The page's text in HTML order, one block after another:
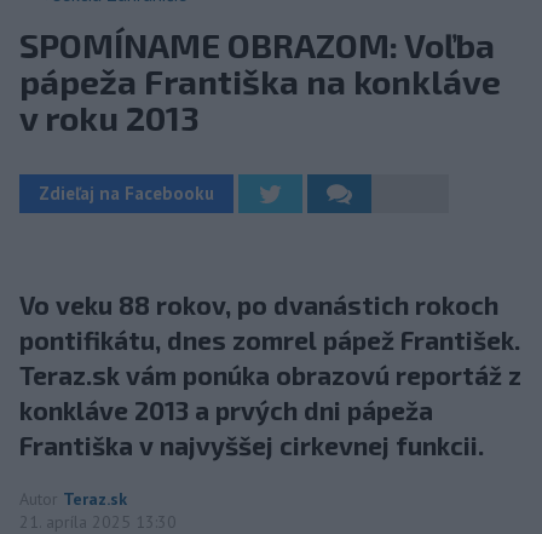
SPOMÍNAME OBRAZOM: Voľba
pápeža Františka na konkláve
v roku 2013
Zdieľaj na Facebooku
Vo veku 88 rokov, po dvanástich rokoch
pontifikátu, dnes zomrel pápež František.
Teraz.sk vám ponúka obrazovú reportáž z
konkláve 2013 a prvých dni pápeža
Františka v najvyššej cirkevnej funkcii.
Autor Teraz.sk
21. apríla 2025 13:30